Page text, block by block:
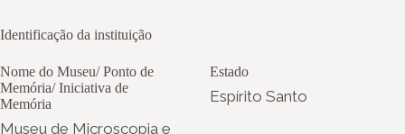
Identificação da instituição
Nome do Museu/ Ponto de
Memória/ Iniciativa de
Memória
Museu de Microscopia e
Estado
Espírito Santo